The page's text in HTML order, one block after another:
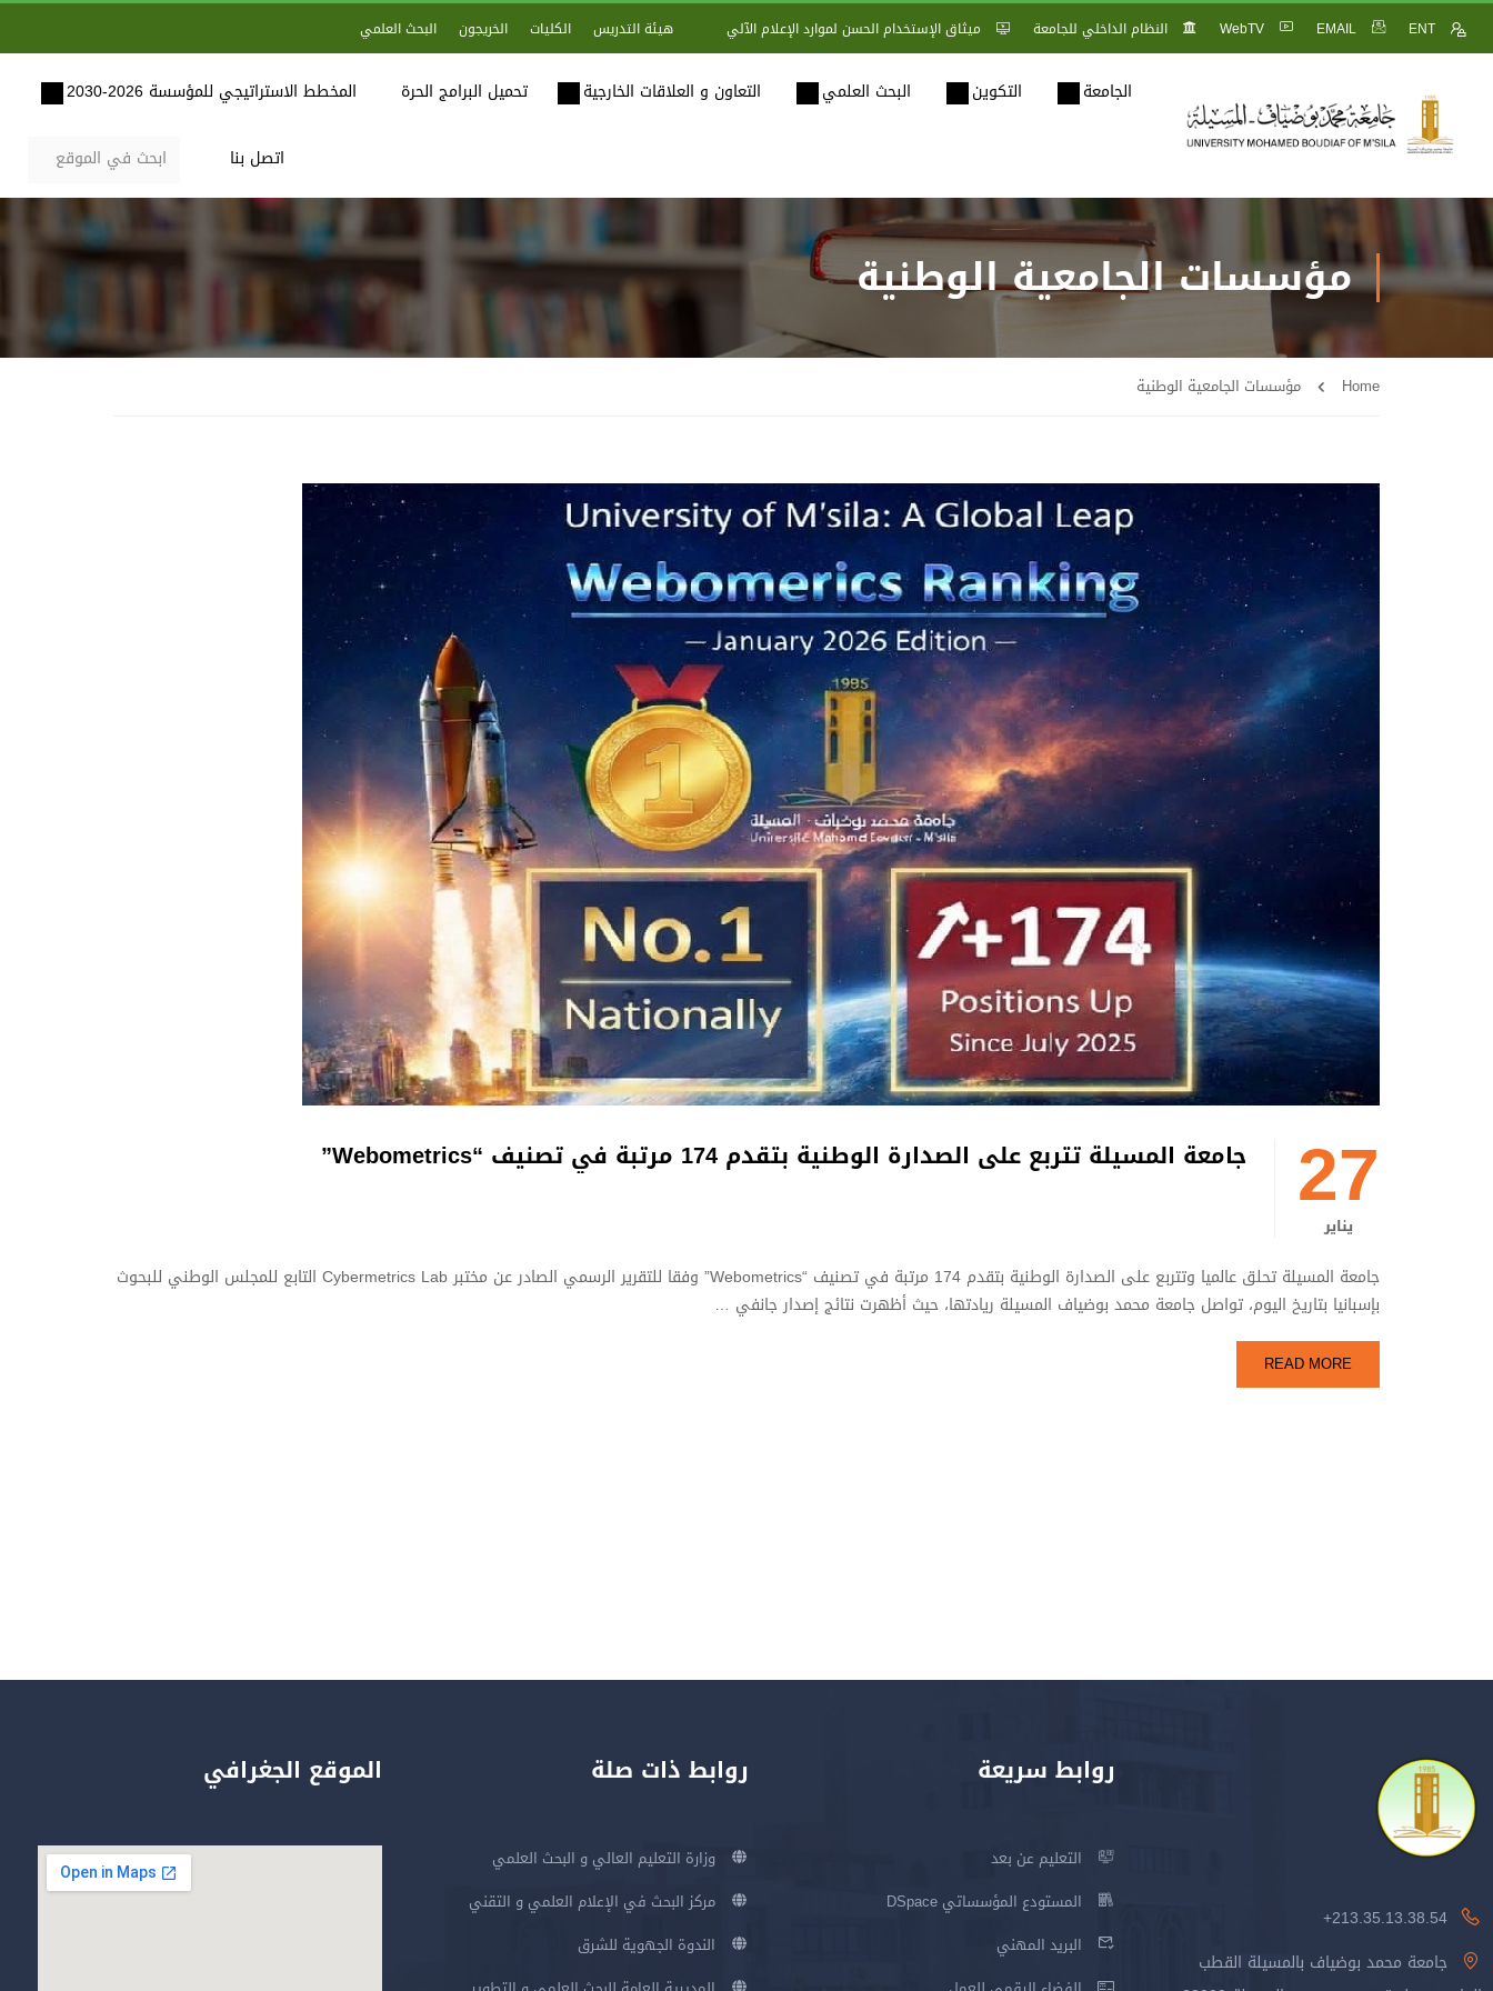
ENT
EMAIL
WebTV النظام الداخلي للجامعة ميثاق الإستخدام الحسن لموارد الإعلام الآلي هيئة التدريس الكليات الخريجون البحث العلمي
الجامعة التكوين البحث العلمي التعاون و العلاقات الخارجية تحميل البرامج الحرة المخطط الاستراتيجي للمؤسسة 2026-2030
اتصل بنا
مؤسسات الجامعية الوطنية
Home مؤسسات الجامعية الوطنية
27
يناير
جامعة المسيلة تتربع على الصدارة الوطنية بتقدم 174 مرتبة في تصنيف “Webometrics”
جامعة المسيلة تحلق عالميا وتتربع على الصدارة الوطنية بتقدم 174 مرتبة في تصنيف “Webometrics” وفقا للتقرير الرسمي الصادر عن مختبر Cybermetrics Lab التابع للمجلس الوطني للبحوث
بإسبانيا بتاريخ اليوم، تواصل جامعة محمد بوضياف المسيلة ريادتها، حيث أظهرت نتائج إصدار جانفي …
READ MORE
213.35.13.38.54+
جامعة محمد بوضياف بالمسيلة القطب
روابط سريعة
التعليم عن بعد
المستودع المؤسساتي DSpace
البريد المهني
روابط ذات صلة
وزارة التعليم العالي و البحث العلمي
مركز البحث في الإعلام العلمي و التقني
الندوة الجهوية للشرق
الموقع الجغرافي